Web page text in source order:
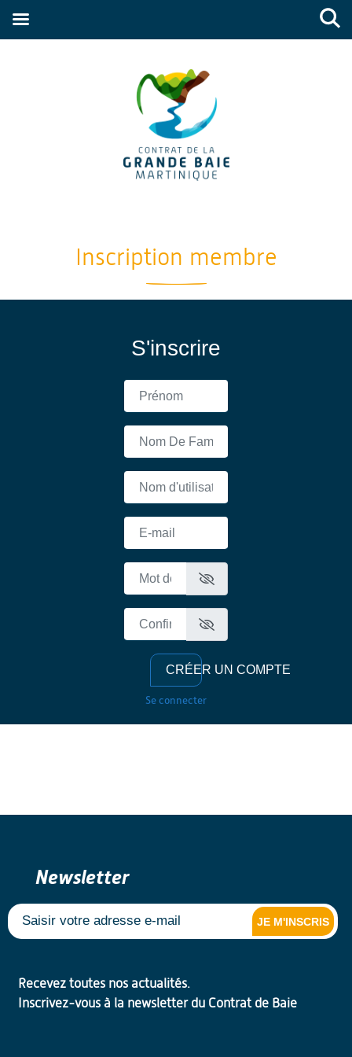
Inscription membre
S'inscrire
Prénom
Nom De Famille
Nom d'utilisateur
E-mail
Mot de passe
Confirmer Le Mot De Passe
CRÉER UN COMPTE
Se connecter
Newsletter
JE M'INSCRIS
Recevez toutes nos actualités.
Inscrivez-vous à la newsletter du Contrat de Baie